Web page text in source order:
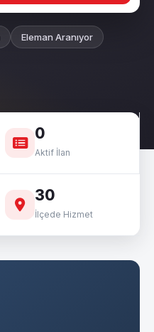
Eleman Aranıyor
0
Aktif İlan
30
İlçede Hizmet